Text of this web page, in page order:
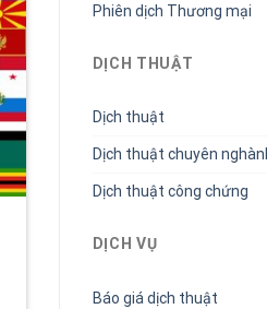
Phiên dịch Thương mại
DỊCH THUẬT
Dịch thuật
Dịch thuật chuyên
Dịch thuật công chứng
DỊCH VỤ
Báo giá dịch thuật